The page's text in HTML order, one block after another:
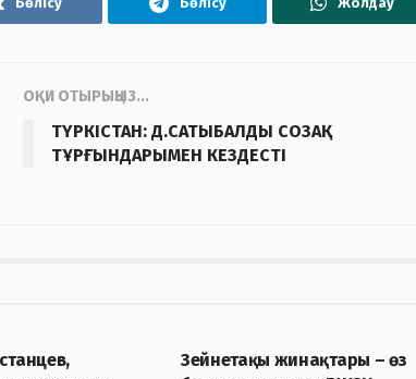
ОҚИ ОТЫРЫҢЫЗ...
ТҮРКІСТАН: Д.САТЫБАЛДЫ СОЗАҚ
ТҰРҒЫНДАРЫМЕН КЕЗДЕСТІ
Зейнетақы жинақтары – өз